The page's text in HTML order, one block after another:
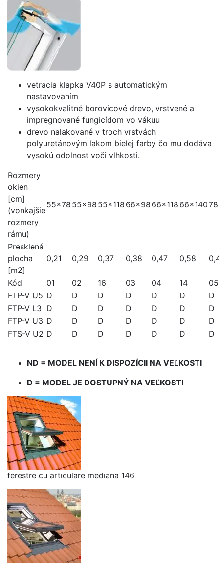
vetracia klapka V40P s automatickým
nastavovaním
vysokokvalitné borovicové drevo, vrstvené a
impregnované fungicídom vo vákuu
drevo nalakované v troch vrstvách
polyuretánovým lakom bielej farby čo mu dodáva
vysokú odolnosť voči vlhkosti.
Rozmery
okien
[cm]
(vonkajšie
rozmery
rámu)
55x78 55x98 55x118 66x98 66x118 66x140
Presklená
plocha
[m2]
0,21 0,29 0,37 0,38 0,47 0,58
Kód 01 02 16 03 04 14
05
FTP-V U5 D D D D D D
D
FTP-V L3 D D D D D D
D
FTP-V U3 D D D D D D
D
FTS-V U2 D D D D D D D
ND = MODEL NENÍ K DISPOZÍCII NA VEĽKOSTI
D = MODEL JE DOSTUPNÝ NA VEĽKOSTI
ferestre cu articulare mediana 146